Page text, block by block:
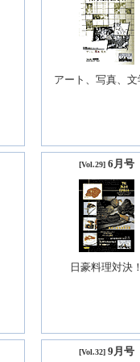
アート、写真、文
[Vol.29] 6月号
日豪料理対決
[Vol.32] 9月号